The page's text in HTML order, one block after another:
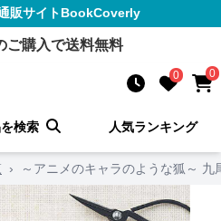
販サイトBookCoverly
ご購入で送料無料
0 0
検索 人気ランキング
› ～アニメのキャラのような狐～